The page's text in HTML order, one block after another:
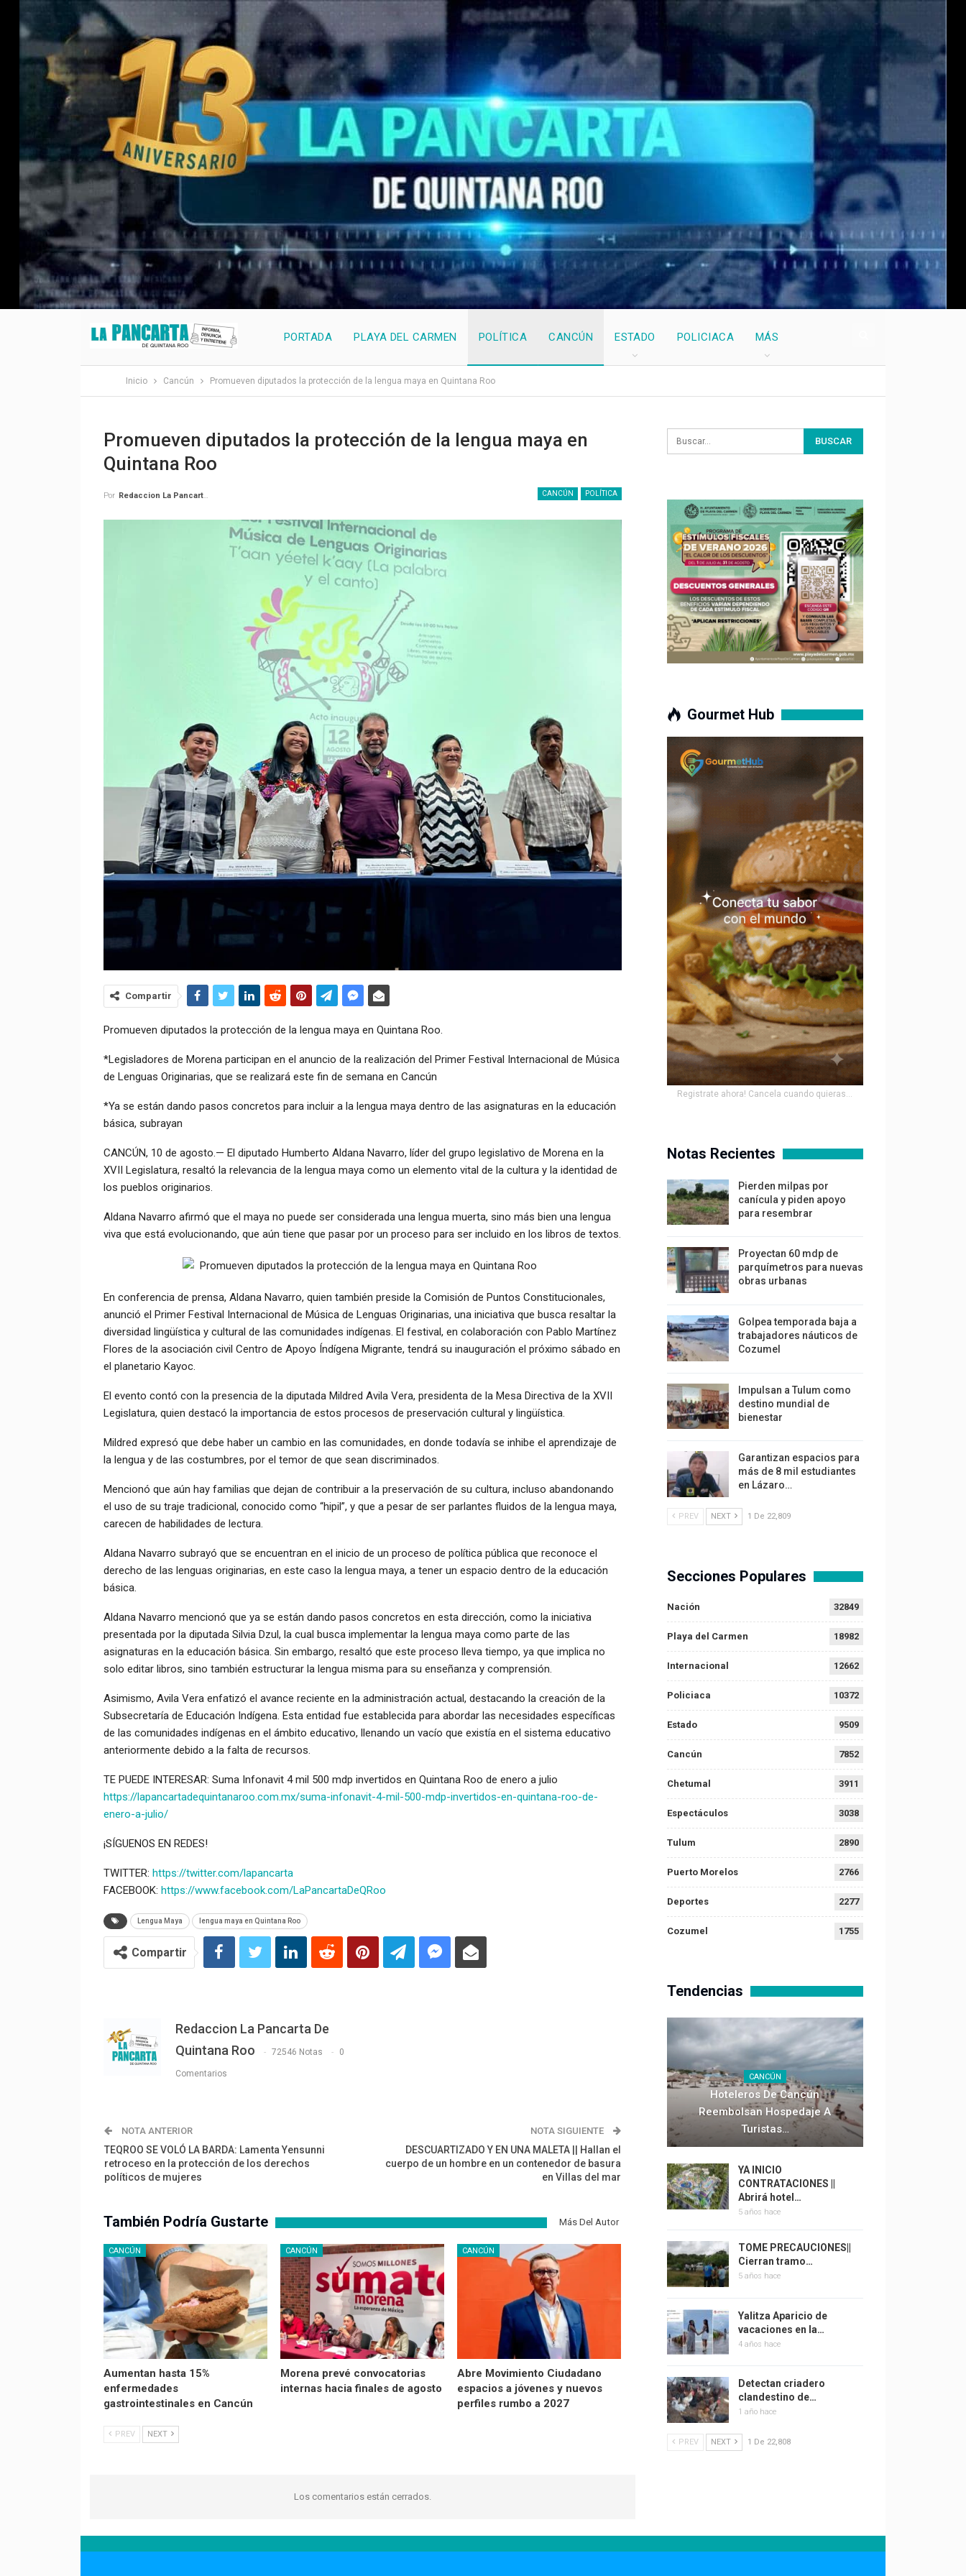
PORTADA PLAYA DEL CARMEN POLÍTICA CANCÚN ESTADO POLICIACA MÁS
Inicio Cancún Promueven diputados la protección de la lengua maya en Quintana Roo
Promueven diputados la protección de la lengua maya en
Quintana Roo
CANCÚN POLÍTICA
Por Redaccion La Pancarta De Quintana Roo
Compartir
Promueven diputados la protección de la lengua maya en Quintana Roo.
*Legisladores de Morena participan en el anuncio de la realización del Primer Festival Internacional de Música
de Lenguas Originarias, que se realizará este fin de semana en Cancún
*Ya se están dando pasos concretos para incluir a la lengua maya dentro de las asignaturas en la educación
básica, subrayan
CANCÚN, 10 de agosto.— El diputado Humberto Aldana Navarro, líder del grupo legislativo de Morena en la
XVII Legislatura, resaltó la relevancia de la lengua maya como un elemento vital de la cultura y la identidad de
los pueblos originarios.
Aldana Navarro afirmó que el maya no puede ser considerada una lengua muerta, sino más bien una lengua
viva que está evolucionando, que aún tiene que pasar por un proceso para ser incluido en los libros de textos.
En conferencia de prensa, Aldana Navarro, quien también preside la Comisión de Puntos Constitucionales,
anunció el Primer Festival Internacional de Música de Lenguas Originarias, una iniciativa que busca resaltar la
diversidad lingüística y cultural de las comunidades indígenas. El festival, en colaboración con Pablo Martínez
Flores de la asociación civil Centro de Apoyo Índígena Migrante, tendrá su inauguración el próximo sábado en
el planetario Kayoc.
El evento contó con la presencia de la diputada Mildred Avila Vera, presidenta de la Mesa Directiva de la XVII
Legislatura, quien destacó la importancia de estos procesos de preservación cultural y lingüística.
Mildred expresó que debe haber un cambio en las comunidades, en donde todavía se inhibe el aprendizaje de
la lengua y de las costumbres, por el temor de que sean discriminados.
Mencionó que aún hay familias que dejan de contribuir a la preservación de su cultura, incluso abandonando
el uso de su traje tradicional, conocido como “hipil”, y que a pesar de ser parlantes fluidos de la lengua maya,
carecen de habilidades de lectura.
Aldana Navarro subrayó que se encuentran en el inicio de un proceso de política pública que reconoce el
derecho de las lenguas originarias, en este caso la lengua maya, a tener un espacio dentro de la educación
básica.
Aldana Navarro mencionó que ya se están dando pasos concretos en esta dirección, como la iniciativa
presentada por la diputada Silvia Dzul, la cual busca implementar la lengua maya como parte de las
asignaturas en la educación básica. Sin embargo, resaltó que este proceso lleva tiempo, ya que implica no
solo editar libros, sino también estructurar la lengua misma para su enseñanza y comprensión.
Asimismo, Avila Vera enfatizó el avance reciente en la administración actual, destacando la creación de la
Subsecretaría de Educación Indígena. Esta entidad fue establecida para abordar las necesidades específicas
de las comunidades indígenas en el ámbito educativo, llenando un vacío que existía en el sistema educativo
anteriormente debido a la falta de recursos.
TE PUEDE INTERESAR: Suma Infonavit 4 mil 500 mdp invertidos en Quintana Roo de enero a julio
https://lapancartadequintanaroo.com.mx/suma-infonavit-4-mil-500-mdp-invertidos-en-quintana-roo-de-
enero-a-julio/
¡SÍGUENOS EN REDES!
TWITTER: https://twitter.com/lapancarta
FACEBOOK: https://www.facebook.com/LaPancartaDeQRoo
Lengua Maya lengua maya en Quintana Roo
Compartir
Redaccion La Pancarta De
Quintana Roo
72546 Notas 0
Comentarios
NOTA ANTERIOR
TEQROO SE VOLÓ LA BARDA: Lamenta Yensunni
retroceso en la protección de los derechos
políticos de mujeres
NOTA SIGUIENTE
DESCUARTIZADO Y EN UNA MALETA || Hallan el
cuerpo de un hombre en un contenedor de basura
en Villas del mar
También Podría Gustarte Más Del Autor
CANCÚN
Aumentan hasta 15%
enfermedades
gastrointestinales en Cancún
CANCÚN
Morena prevé convocatorias
internas hacia finales de agosto
CANCÚN
Abre Movimiento Ciudadano
espacios a jóvenes y nuevos
perfiles rumbo a 2027
PREV NEXT
Los comentarios están cerrados.
Gourmet Hub
Registrate ahora! Cancela cuando quieras...
Notas Recientes
Pierden milpas por
canícula y piden apoyo
para resembrar
Proyectan 60 mdp de
parquímetros para nuevas
obras urbanas
Golpea temporada baja a
trabajadores náuticos de
Cozumel
Impulsan a Tulum como
destino mundial de
bienestar
Garantizan espacios para
más de 8 mil estudiantes
en Lázaro…
PREV NEXT 1 De 22,809
Secciones Populares
Nación 32849
Playa del Carmen 18982
Internacional 12662
Policiaca 10372
Estado 9509
Cancún 7852
Chetumal 3911
Espectáculos 3038
Tulum 2890
Puerto Morelos 2766
Deportes 2277
Cozumel 1755
Tendencias
CANCÚN
Hoteleros De Cancún
Reembolsan Hospedaje A
Turistas…
YA INICIO
CONTRATACIONES ||
Abrirá hotel…
5 años hace
TOME PRECAUCIONES||
Cierran tramo…
5 años hace
Yalitza Aparicio de
vacaciones en la…
4 años hace
Detectan criadero
clandestino de…
1 año hace
PREV NEXT 1 De 22,808